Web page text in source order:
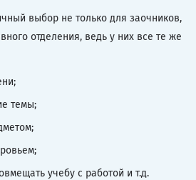
выбор не только для заочников,
отделения, ведь у них все те же
темы;
учебу с работой и т.д.